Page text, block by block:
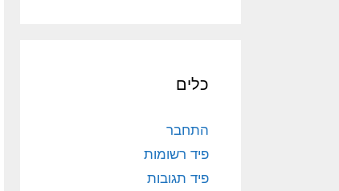
כלים
התחבר
פיד רשומות
פיד תגובות